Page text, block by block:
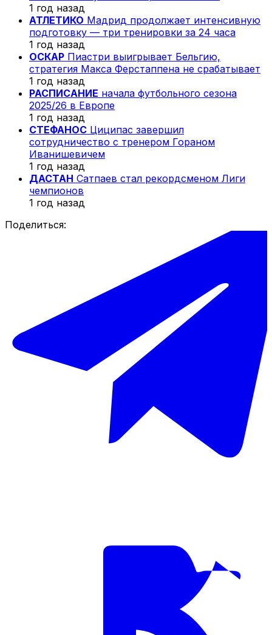
1 год назад
АТЛЕТИКО Мадрид продолжает интенсивную
подготовку — три тренировки за 24 часа
1 год назад
ОСКАР Пиастри выигрывает Бельгию,
стратегия Макса Ферстаппена не срабатывает
1 год назад
РАСПИСАНИЕ начала футбольного сезона
2025/26 в Европе
1 год назад
СТЕФАНОС Циципас завершил
сотрудничество с тренером Гораном
Иванишевичем
1 год назад
ДАСТАН Сатпаев стал рекордсменом Лиги
чемпионов
1 год назад
Поделиться: